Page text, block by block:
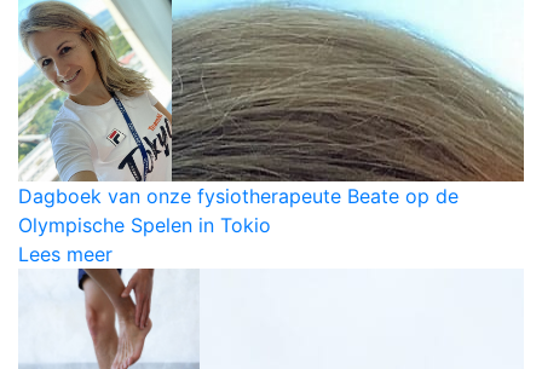
Dagboek van onze fysiotherapeute Beate op de
Olympische Spelen in Tokio
Lees meer